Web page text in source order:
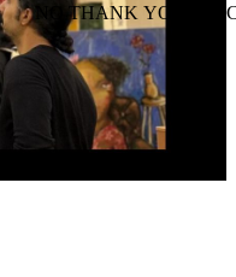
NO THANK YOU
WITHDRAW